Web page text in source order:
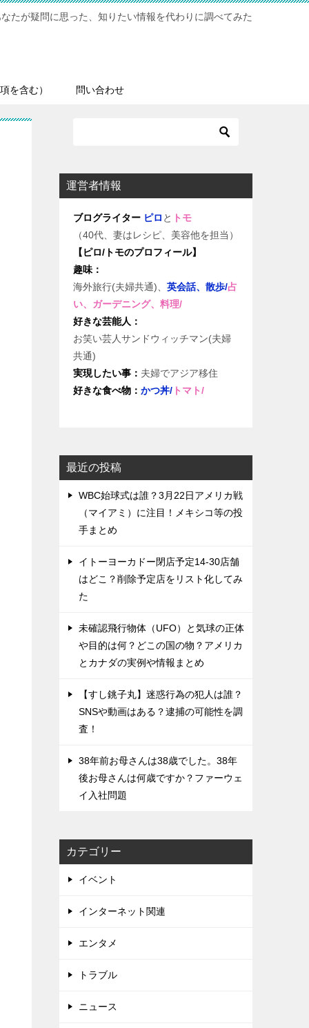
なたが疑問に思った、知りたい情報を代わりに調べてみた
を含む） 問い合わせ
運営者情報
ブログライター ピロ と トモ
（40代、妻はレシピ、美容他を担当）
【ピロ/トモのプロフィール】
趣味：
海外旅行(夫婦共通)、 英会話、散歩/占
い、ガーデニング、料理/
好きな芸能人：
お笑い芸人サンドウィッチマン(夫婦
共通)
実現したい事： 夫婦でアジア移住
好きな食べ物： かつ丼/ トマト/
最近の投稿
WBC始球式は誰？3月22日アメリカ戦
（マイアミ）に注目！メキシコ等の投
手まとめ
イトーヨーカドー閉店予定14-30店舗
はどこ？削除予定店をリスト化してみ
た
未確認飛行物体（UFO）と気球の正体
や目的は何？どこの国の物？アメリカ
とカナダの実例や情報まとめ
【すし銚子丸】迷惑行為の犯人は誰？
SNSや動画はある？逮捕の可能性を調
査！
38年前お母さんは38歳でした。38年
後お母さんは何歳ですか？ファーウェ
イ入社問題
カテゴリー
イベント
インターネット関連
エンタメ
トラブル
ニュース